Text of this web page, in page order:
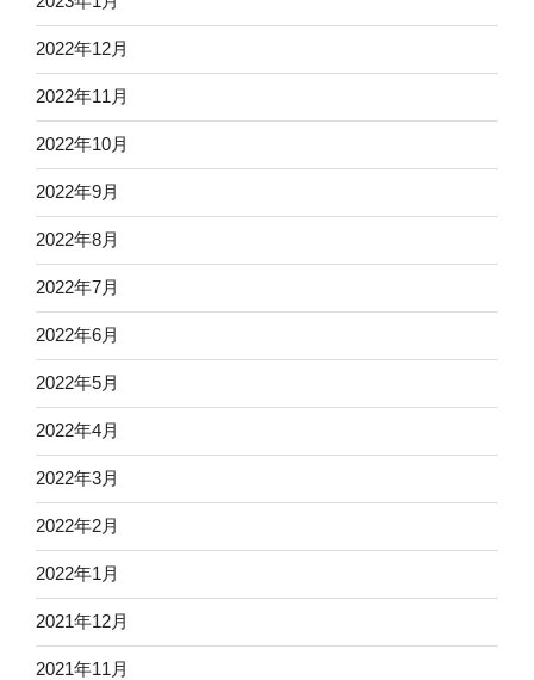
2022年12月
2022年11月
2022年10月
2022年9月
2022年8月
2022年7月
2022年6月
2022年5月
2022年4月
2022年3月
2022年2月
2022年1月
2021年12月
2021年11月